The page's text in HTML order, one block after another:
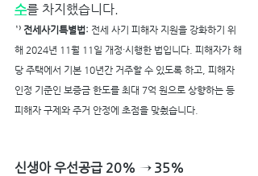
수를 차지했습니다.
¹⁾ 전세사기특별법: 전세 사기 피해자 지원을 강화하기 위
해 2024년 11월 11일 개정·시행한 법입니다. 피해자가 해
당 주택에서 기본 10년간 거주할 수 있도록 하고, 피해자
인정 기준인 보증금 한도를 최대 7억 원으로 상향하는 등
피해자 구제와 주거 안정에 초점을 맞췄습니다.
신생아 우선공급 20% → 35%